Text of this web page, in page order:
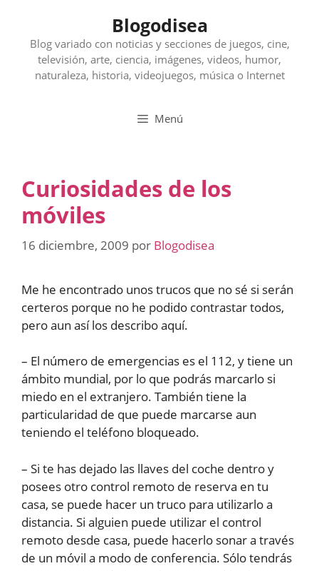
contenido
Blogodisea
Blog variado con noticias y secciones de juegos, cine,
televisión, arte, ciencia, imágenes, videos, humor,
naturaleza, historia, videojuegos, música o Internet
Menú
Curiosidades de los
móviles
16 diciembre, 2009 por Blogodisea
Me he encontrado unos trucos que no sé si serán
certeros porque no he podido contrastar todos,
pero aun así los describo aquí.
– El número de emergencias es el 112, y tiene un
ámbito mundial, por lo que podrás marcarlo si
miedo en el extranjero. También tiene la
particularidad de que puede marcarse aun
teniendo el teléfono bloqueado.
– Si te has dejado las llaves del coche dentro y
posees otro control remoto de reserva en tu
casa, se puede hacer un truco para utilizarlo a
distancia. Si alguien puede utilizar el control
remoto desde casa, puede hacerlo sonar a través
de un móvil a modo de conferencia. Sólo tendrás